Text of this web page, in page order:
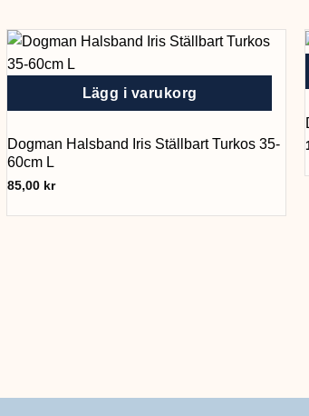
Lägg i varukorg
Dogman Halsband Iris Ställbart Turkos 35-
60cm L
85,00 kr